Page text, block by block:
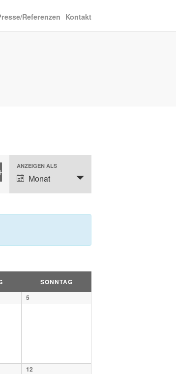
Referenzen Kontakt
Veranstaltung
Ansichtennavigation
ANZEIGEN ALS
Monat
SONNTAG
5
12